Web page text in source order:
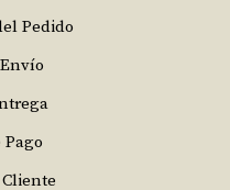
Pedido
Pago